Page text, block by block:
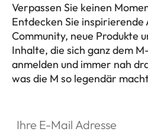
Verpassen Sie keinen
Entdecken Sie
Community, neue Produkte
Inhalte, die sich ganz dem
anmelden und immer nah
was die M so legendär